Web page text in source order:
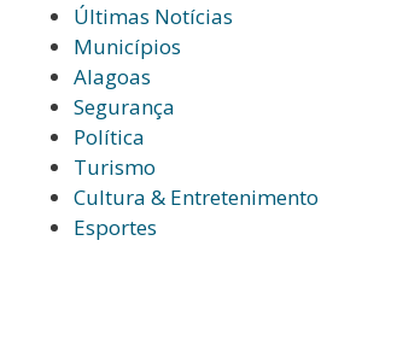
Últimas Notícias
Municípios
Alagoas
Segurança
Política
Turismo
Cultura & Entretenimento
Esportes